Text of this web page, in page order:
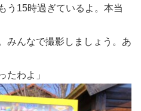
う15時過ぎているよ。本当
みんなで撮影しましょう。あ
たわよ」